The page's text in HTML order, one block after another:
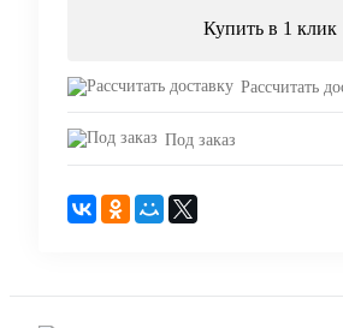
Купить в 1 клик
Рассчитать
Под заказ